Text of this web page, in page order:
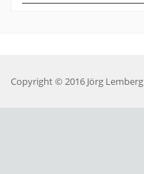
Copyright © 2016 Jörg Lemberg